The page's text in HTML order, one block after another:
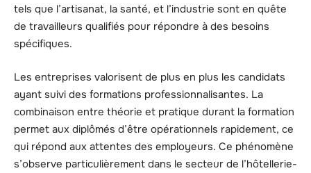
tels que l’artisanat, la santé, et l’industrie sont en quête
de travailleurs qualifiés pour répondre à des besoins
spécifiques.
Les entreprises valorisent de plus en plus les candidats
ayant suivi des formations professionnalisantes. La
combinaison entre théorie et pratique durant la formation
permet aux diplômés d’être opérationnels rapidement, ce
qui répond aux attentes des employeurs. Ce phénomène
s’observe particulièrement dans le secteur de l’hôtellerie-